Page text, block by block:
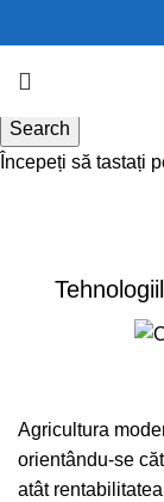
Blog
Agricultura
orientându-se
atât
Search
Începeți să tastați